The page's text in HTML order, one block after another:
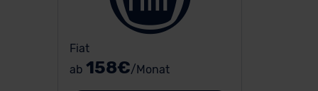
Fiat
ab 158€/Monat